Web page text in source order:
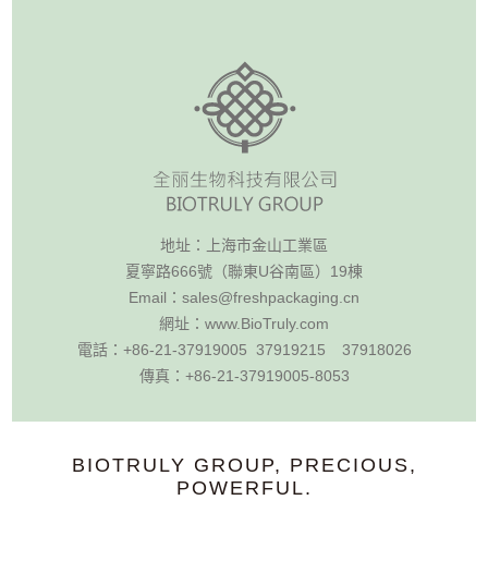
地址：
上海市金山工業區
夏寧路666號（聯東U谷南區）19棟
Email： sales@freshpackaging.cn
網址： www.BioTruly.com
電話： +86-21-37919005 37919215
37918026
傳真： +86-21-37919005-8053
BIOTRULY GROUP, PRECIOUS,
POWERFUL.